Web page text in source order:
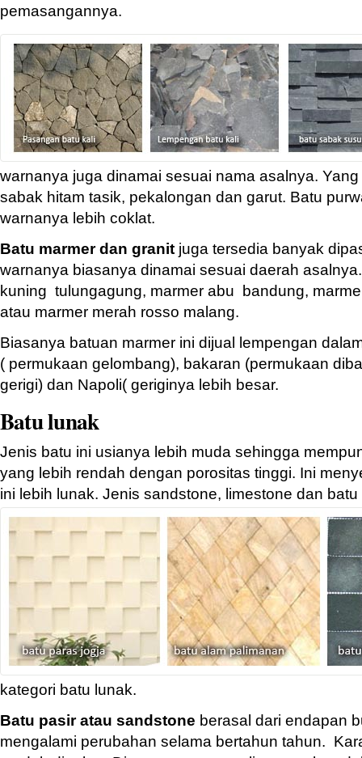
pemasangannya.
warnanya juga dinamai sesuai nama asalnya.
sabak hitam tasik, pekalongan dan garut. Batu
warnanya lebih coklat.
Batu marmer dan granit juga tersedia banyak
warnanya biasanya dinamai sesuai daerah
kuning tulungagung, marmer abu bandung,
atau marmer merah rosso malang.
Biasanya batuan marmer ini dijual lempengan
( permukaan gelombang), bakaran (permukaan
gerigi) dan Napoli( geriginya lebih besar.
Batu lunak
Jenis batu ini usianya lebih muda sehingga
yang lebih rendah dengan porositas tinggi. Ini
ini lebih lunak. Jenis sandstone, limestone dan
kategori batu lunak.
Batu pasir atau sandstone berasal dari endapan
mengalami perubahan selama bertahun tahun.